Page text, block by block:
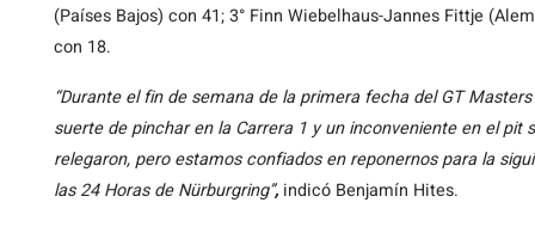
(Países Bajos) con 41; 3° Finn Wiebelhaus-Jannes Fittje
con 18.
“Durante el fin de semana de la primera fecha del GT
suerte de pinchar en la Carrera 1 y un inconveniente en el
relegaron, pero estamos confiados en reponernos para la
las 24 Horas de Nürburgring”, indicó Benjamín Hites.